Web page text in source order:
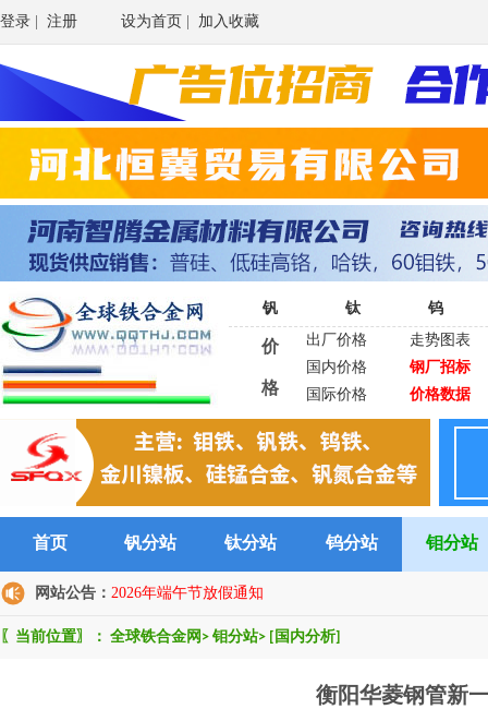
登录 注册 设为首页 加入收藏
钒 钛 钨
价
格
出厂价格
走势图表
国内价格
钢厂招标
国际价格
价格数据
首页 钒分站 钛分站 钨分站 钼分站
网站公告： 2026年端午节放假通知
〖当前位置〗： 全球铁合金网 > 钼分站> [国内分析]
衡阳华菱钢管新